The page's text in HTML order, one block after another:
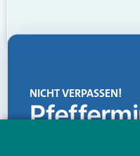
NICHT VERPASSEN!